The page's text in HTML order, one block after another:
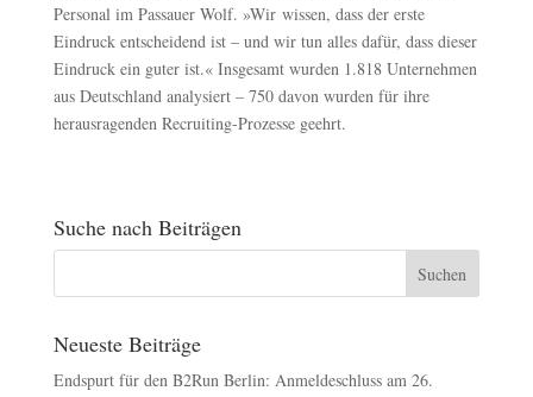
Personal im Passauer Wolf. »Wir wissen, dass der erste
Eindruck entscheidend ist – und wir tun alles dafür, dass dieser
Eindruck ein guter ist.« Insgesamt wurden 1.818 Unternehmen
aus Deutschland analysiert – 750 davon wurden für ihre
herausragenden Recruiting-Prozesse geehrt.
Suche nach Beiträgen
Neueste Beiträge
Endspurt für den B2Run Berlin: Anmeldeschluss am 26.